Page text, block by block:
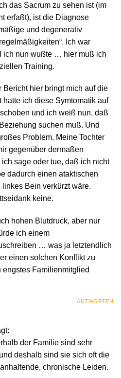
das Sacrum zu sehen ist (im
erfaßt), ist die Diagnose
und degenerativ
Ich war
ich nun wußte … hier muß ich
Training.
Bericht hier bringt mich auf die
hatte ich diese Symtomatik auf
und ich weiß nun, daß
suchen muß. Und
Problem. Meine Tochter
gegenüber dermaßen
sage oder tue, daß ich nicht
dadurch einen ataktischen
Bein verkürzt wäre.
keine.
hohen Blutdruck, aber nur
ich einem
… was ja letztendlich
einen solchen Konflikt zu
engstes Familienmitglied
ANTWORTEN
der Familie sind sehr
deshalb sind sie sich oft die
chronische Leiden.